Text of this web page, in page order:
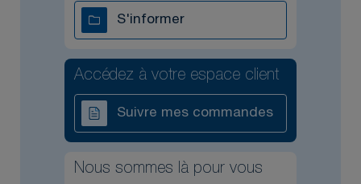
S'informer
Accédez à votre espace client
Suivre mes commandes
Nous sommes là pour vous